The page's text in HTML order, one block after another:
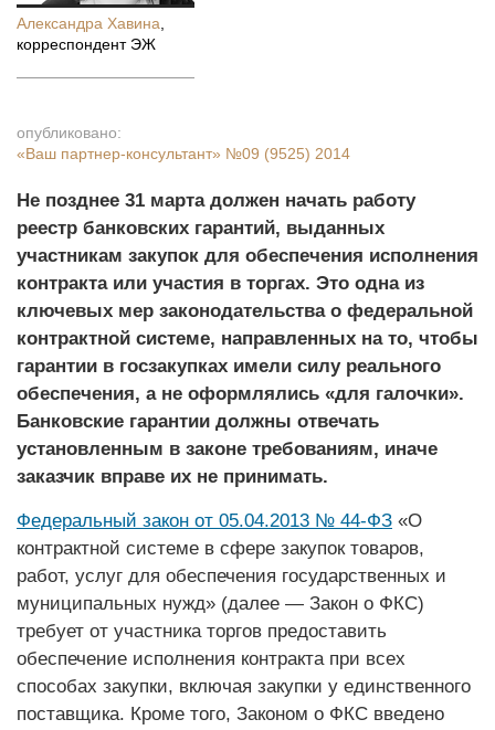
Александра Хавина
корреспондент ЭЖ
опубликовано:
«Ваш партнер-консультант» №09 (9525) 2014
Не позднее 31 марта должен начать работу
реестр банковских гарантий, выданных
участникам закупок для обеспечения исполнения
контракта или участия в торгах. Это одна из
ключевых мер законодательства о федеральной
контрактной системе, направленных на то, чтобы
гарантии в госзакупках имели силу реального
обеспечения, а не оформлялись «для галочки».
Банковские гарантии должны отвечать
установленным в законе требованиям, иначе
заказчик вправе их не принимать.
Федеральный закон от 05.04.2013 № 44-ФЗ «О
контрактной системе в сфере закупок товаров,
работ, услуг для обеспечения государственных и
муниципальных нужд» (далее — Закон о ФКС)
требует от участника торгов предоставить
обеспечение исполнения контракта при всех
способах закупки, включая закупки у единственного
поставщика. Кроме того, Законом о ФКС введено